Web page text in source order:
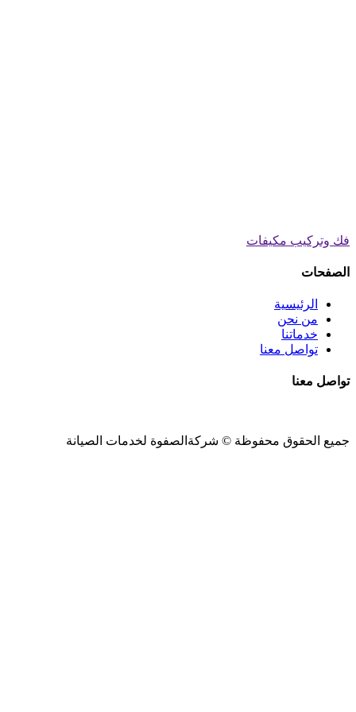
فك وتركيب مكيفات
الصفحات
الرئيسية
من نحن
خدماتنا
تواصل معنا
تواصل معنا
جميع الحقوق محفوظة © شركةالصفوة لخدمات الصيانة